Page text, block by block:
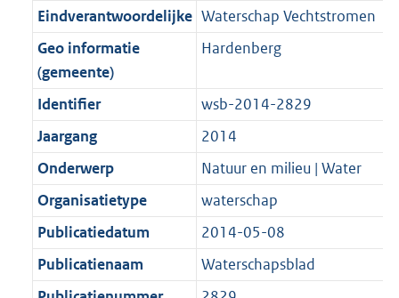
m
a
a
t
o
r
m
a
a
o
r
m
a
t
t
e
2
K
b
t
t
:
2
b
Eindverantwoordelijke Waterschap Vechtstromen
Geo informatie
(gemeente)
Hardenberg
Identifier
wsb-2014-2829
Jaargang
2014
Onderwerp
Natuur en milieu | Water
Organisatietype
waterschap
Publicatiedatum
2014-05-08
Publicatienaam
Waterschapsblad